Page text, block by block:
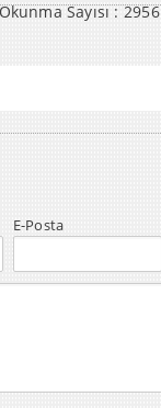
Sayısı :2956
E-Posta